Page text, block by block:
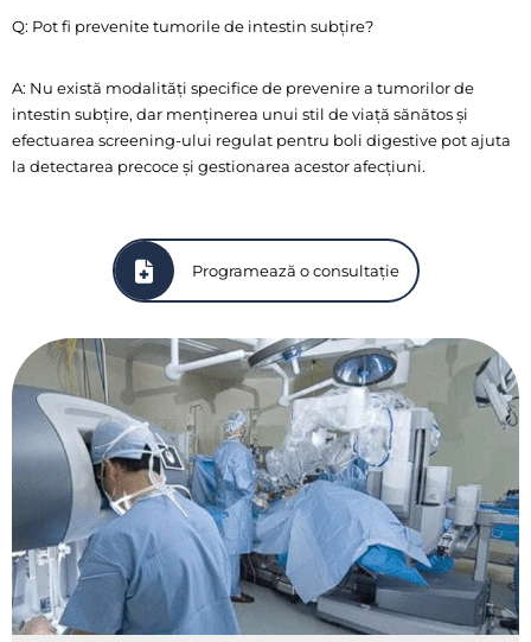
Q: Pot fi prevenite tumorile de intestin subțire?
A: Nu există modalități specifice de prevenire a tumorilor de
intestin subțire, dar menținerea unui stil de viață sănătos și
efectuarea screening-ului regulat pentru boli digestive pot ajuta
la detectarea precoce și gestionarea acestor afecțiuni.
Programează o consultație